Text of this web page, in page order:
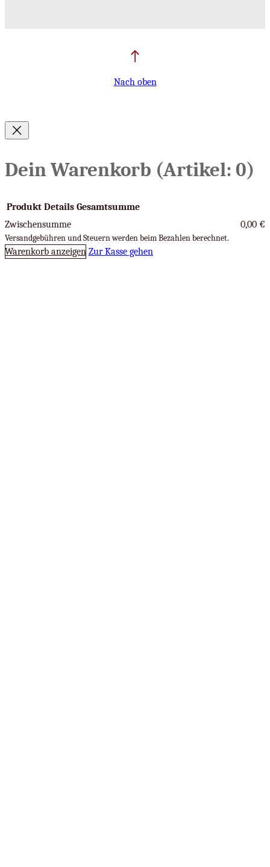
Nach oben
Dein Warenkorb (Artikel: 0)
Produkte
im
Produkt Details Gesamtsumme
Zwischensumme
0,00 €
Versandgebühren und Steuern werden beim Bezahlen berechnet.
Warenkorb anzeigen Zur Kasse gehen